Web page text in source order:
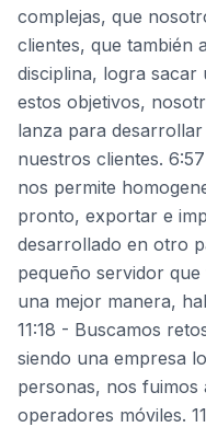
complejas, que
clientes, que también
disciplina, logra
estos objetivos,
lanza para
nuestros clientes.
nos permite
pronto, exportar e
desarrollado en otro
pequeño servidor
una mejor manera,
11:18 - Buscamos
siendo una empresa
personas, nos fuimos
operadores móviles.